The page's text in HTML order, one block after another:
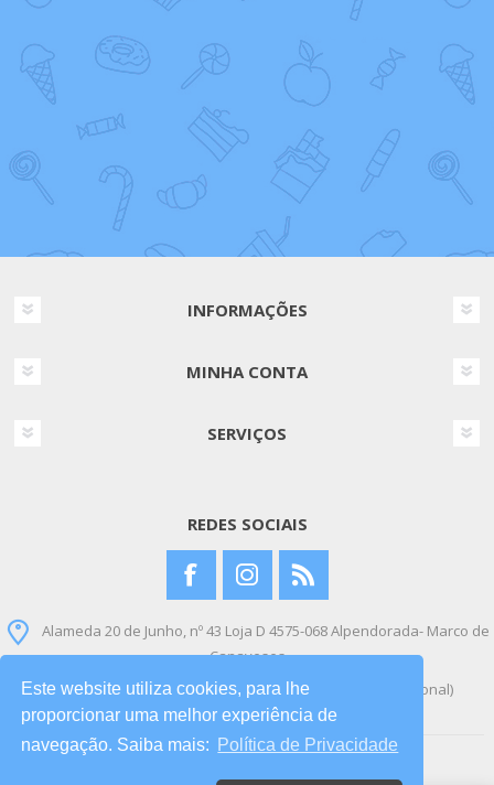
Este website utiliza cookies, para lhe
proporcionar uma melhor experiência de
navegação. Saiba mais:
Política de Privacidade
INFORMAÇÕES
MINHA CONTA
SERVIÇOS
REDES SOCIAIS
Alameda 20 de Junho, nº 43 Loja D 4575-068 Alpendorada- Marco de
Canaveses
+351 912 954 400 (Chamada para a rede móvel nacional)
Copyright © 2026 Bebe Brinquedo. Todos os direitos